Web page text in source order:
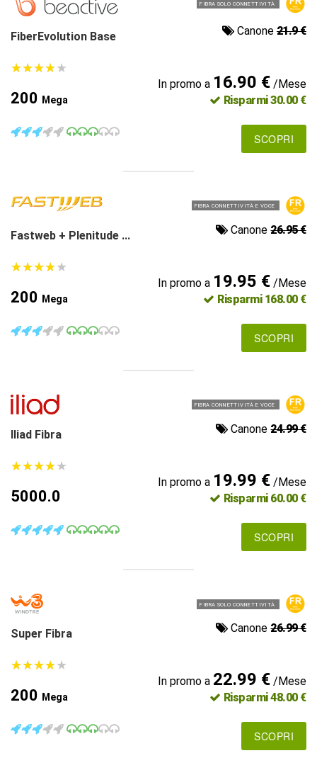
FIBRA SOLO CONNETTIVITÀ
FiberEvolution Base Canone 21.9 €
★★★★★
★★★★★
200 Mega
In promo a 16.90 €/Mese
Risparmi 30.00 €
SCOPRI
FIBRA CONNETTIVITÀ E VOCE
Fastweb + Plenitude ... Canone26.95 €
★★★★★
★★★★★
200 Mega
In promo a 19.95 €/Mese
Risparmi 168.00 €
SCOPRI
FIBRA CONNETTIVITÀ E VOCE
Iliad Fibra Canone24.99 €
★★★★★
★★★★★
5000.0
In promo a 19.99 €/Mese
Risparmi 60.00 €
SCOPRI
FIBRA SOLO CONNETTIVITÀ
Super Fibra Canone26.99 €
★★★★★
★★★★★
200 Mega
In promo a 22.99 €/Mese
Risparmi 48.00 €
SCOPRI